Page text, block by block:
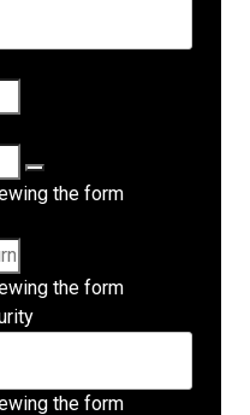
the form
the form
the form